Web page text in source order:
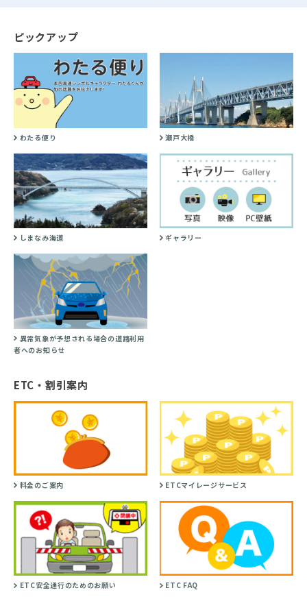
ピックアップ
わたる便り 瀬戸大橋
しまなみ海道 ギャラリー
異常気象が予想される場合の道路利用
者へのお知らせ
ETC・割引案内
料金のご案内 ETCマイレージサービス
ETC安全通行のためのお願い ETC FAQ